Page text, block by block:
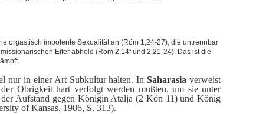
orgastisch impotente Sexualität an (Röm 1,24-27), die untrennbar
Eifer abhold (Röm 2,14f und 2,21-24). Das ist die
nur in einer Art Subkultur halten. In Saharasia verweist
Obrigkeit hart verfolgt werden mußten, um sie unter
Aufstand gegen Königin Atalja (2 Kön 11) und König
of Kansas, 1986, S. 313).